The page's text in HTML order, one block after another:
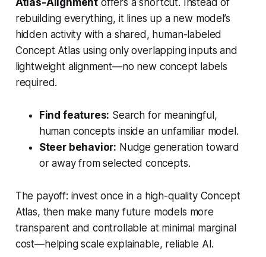
Atlas-Alignment offers a shortcut. Instead of
rebuilding everything, it lines up a new model’s
hidden activity with a shared, human-labeled
Concept Atlas using only overlapping inputs and
lightweight alignment—no new concept labels
required.
Find features: Search for meaningful,
human concepts inside an unfamiliar model.
Steer behavior: Nudge generation toward
or away from selected concepts.
The payoff: invest once in a high-quality Concept
Atlas, then make many future models more
transparent and controllable at minimal marginal
cost—helping scale explainable, reliable AI.